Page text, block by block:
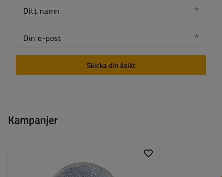
Ditt namn
Din e-post
Skicka din åsikt
Kampanjer
60 mm